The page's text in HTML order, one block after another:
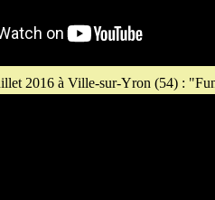
2016 à Ville-sur-Yron (54) :